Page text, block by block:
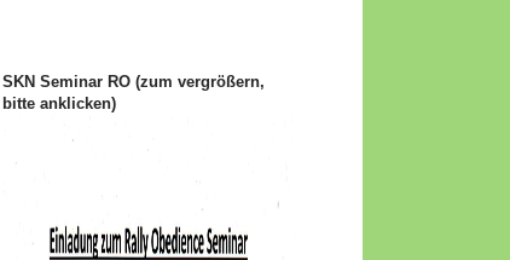
SKN Seminar RO (zum vergrößern,
bitte anklicken)